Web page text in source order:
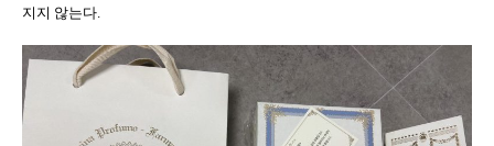
지지 않는다.